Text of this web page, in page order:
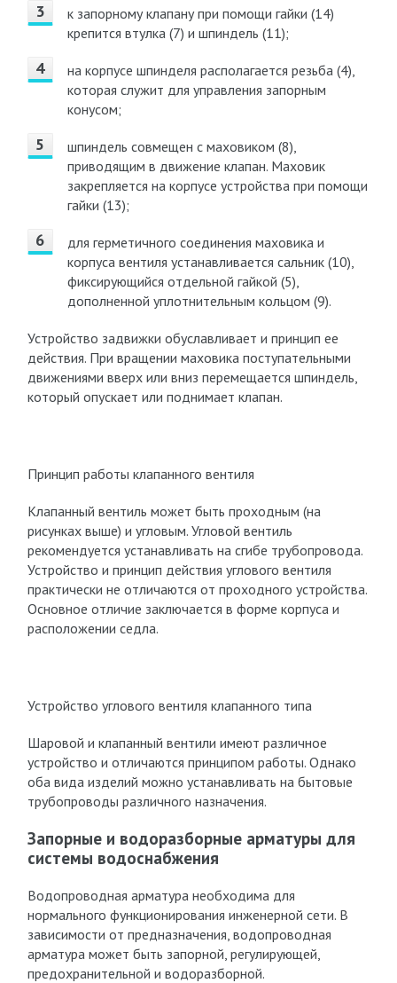
к запорному клапану при помощи гайки (14)
крепится втулка (7) и шпиндель (11);
на корпусе шпинделя располагается резьба (4),
которая служит для управления запорным
конусом;
шпиндель совмещен с маховиком (8),
приводящим в движение клапан. Маховик
закрепляется на корпусе устройства при помощи
гайки (13);
для герметичного соединения маховика и
корпуса вентиля устанавливается сальник (10),
фиксирующийся отдельной гайкой (5),
дополненной уплотнительным кольцом (9).
Устройство задвижки обуславливает и принцип ее
действия. При вращении маховика поступательными
движениями вверх или вниз перемещается шпиндель,
который опускает или поднимает клапан.
Принцип работы клапанного вентиля
Клапанный вентиль может быть проходным (на
рисунках выше) и угловым. Угловой вентиль
рекомендуется устанавливать на сгибе трубопровода.
Устройство и принцип действия углового вентиля
практически не отличаются от проходного устройства.
Основное отличие заключается в форме корпуса и
расположении седла.
Устройство углового вентиля клапанного типа
Шаровой и клапанный вентили имеют различное
устройство и отличаются принципом работы. Однако
оба вида изделий можно устанавливать на бытовые
трубопроводы различного назначения.
Запорные и водоразборные арматуры для
системы водоснабжения
Водопроводная арматура необходима для
нормального функционирования инженерной сети. В
зависимости от предназначения, водопроводная
арматура может быть запорной, регулирующей,
предохранительной и водоразборной.